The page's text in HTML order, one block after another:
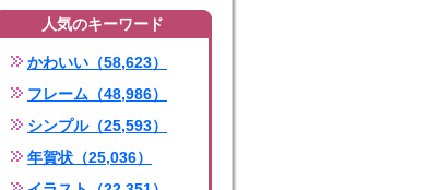
人気のキーワード
かわいい（58,623）
フレーム（48,986）
シンプル（25,593）
年賀状（25,036）